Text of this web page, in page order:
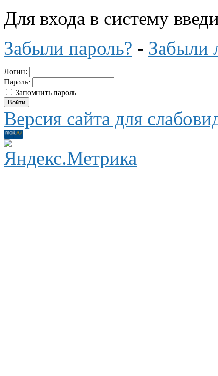
Для входа в систему
Забыли пароль? - Забыли
Логин:
Пароль:
Запомнить пароль
Версия сайта для